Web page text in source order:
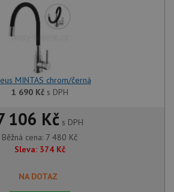
MINTAS chrom/černá
1 690 Kčs DPH
106 Kč s DPH
Běžná cena: 7 480 Kč
Sleva: 374 Kč
NA DOTAZ